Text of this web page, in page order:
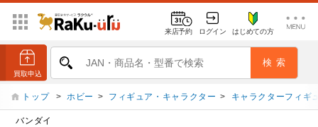
来店予約 ログイン はじめての方
トップ > ホビー > フィギュア・キャラクター > キャラクターフィギ
バンダイ